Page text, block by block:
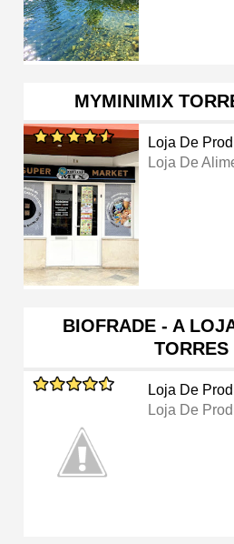
MYMINIMIX
Loja De
Loja De
BIOFRADE - A
Loja De
Loja De